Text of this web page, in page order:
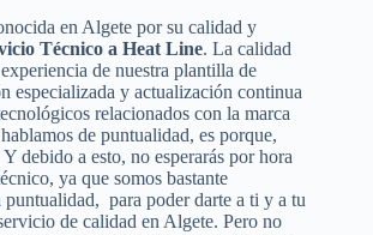
en Algete por su calidad y
Técnico a Heat Line. La calidad
de nuestra plantilla de
especializada y actualización continua
relacionados con la marca
de puntualidad, es porque,
debido a esto, no esperarás por hora
ya que somos bastante
puntualidad, para poder darte a ti y a tu
de calidad en Algete. Pero no